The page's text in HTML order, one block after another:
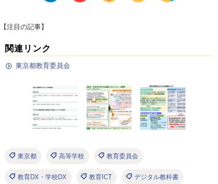
【注目の記事】
関連リンク
東京都教育委員会
東京都 高等学校 教育委員会
教育DX・学校DX 教育ICT デジタル教科書